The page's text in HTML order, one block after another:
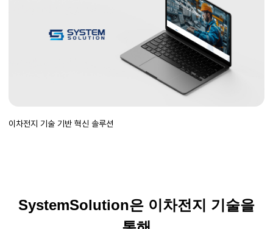
이차전지 기술 기반 혁신 솔루션
SystemSolution은 이차전지 기술을